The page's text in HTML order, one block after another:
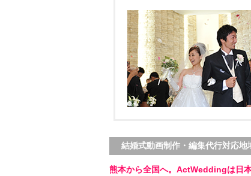
結婚式動画制作・編集代行対応地
熊本から全国へ。ActWeddingは日